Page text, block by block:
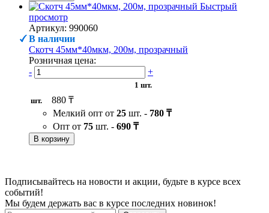
Быстрый
просмотр
Артикул: 990060
В наличии
Скотч 45мм*40мкм, 200м, прозрачный
Розничная цена:
-
+
1 шт.
шт.
880 ₸
Мелкий опт от 25 шт. - 780 ₸
Опт от 75 шт. - 690 ₸
В корзину
Подписывайтесь на новости и акции, будьте в курсе всех
событий!
Мы будем держать вас в курсе последних новинок!